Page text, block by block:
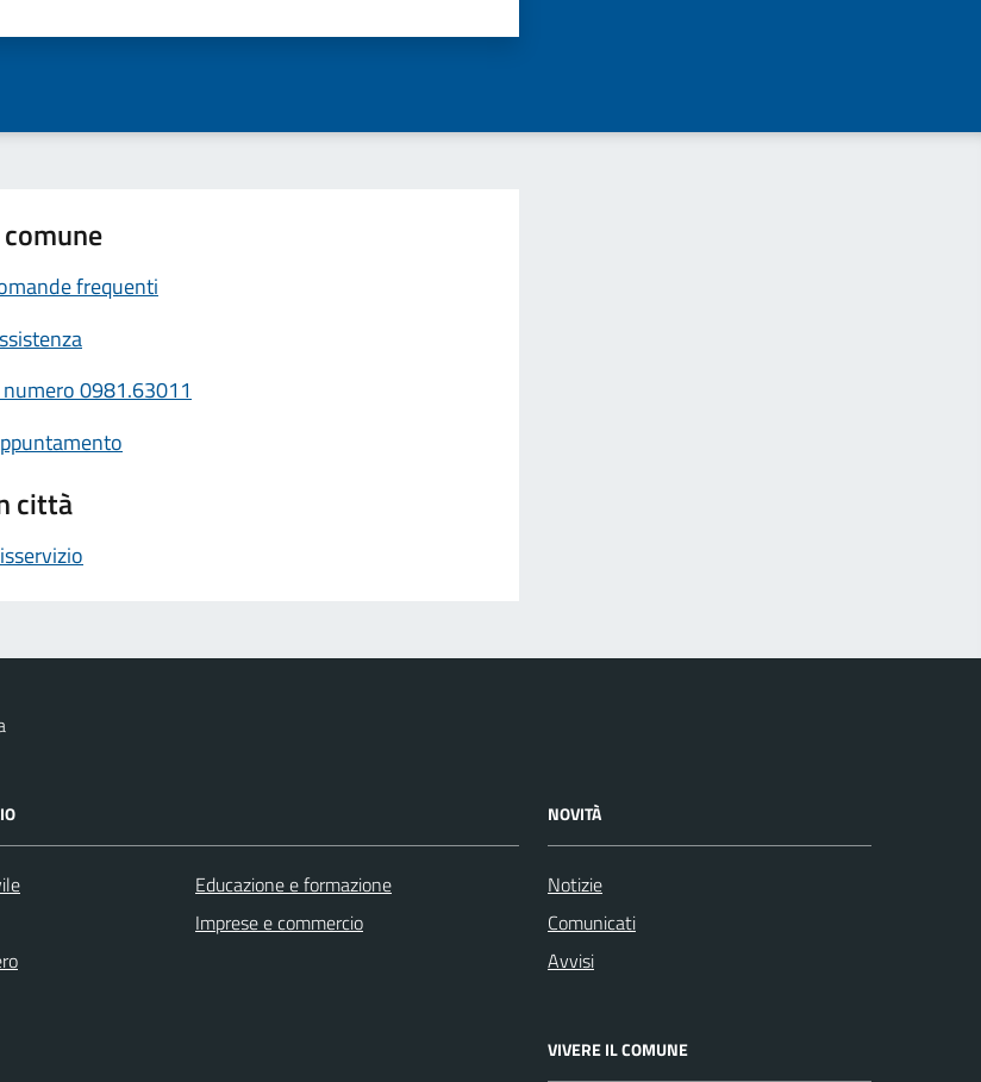
frequenti
numero 0981.63011
città
Educazione e formazione
Imprese e commercio
NOVITÀ
Notizie
Comunicati
Avvisi
VIVERE IL COMUNE